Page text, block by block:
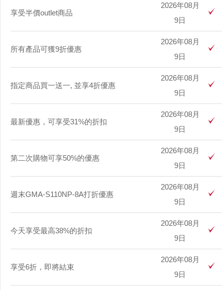
享受半價outlet商品
2026年08月
9日
所有產品可獲9折優惠
2026年08月
9日
指定商品買一送一, 並享4折優惠
2026年08月
9日
最新優惠，可享受31%的折扣
2026年08月
9日
第二次購物可享50%的優惠
2026年08月
9日
週末GMA-S110NP-8A打折優惠
2026年08月
9日
今天享受最高38%的折扣
2026年08月
9日
享受6折，即將結束
2026年08月
9日